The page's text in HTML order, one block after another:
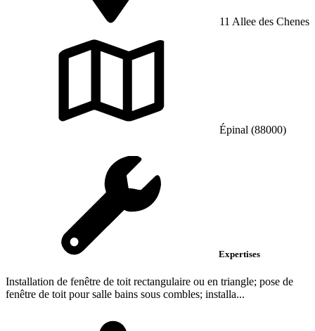
11 Allee des Chenes
Épinal (88000)
Expertises
Installation de fenêtre de toit rectangulaire ou en triangle; pose de
fenêtre de toit pour salle bains sous combles; installa...